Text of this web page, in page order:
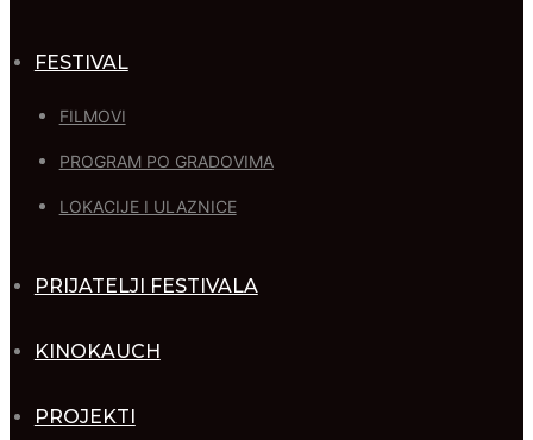
FESTIVAL
FILMOVI
PROGRAM PO GRADOVIMA
LOKACIJE I ULAZNICE
PRIJATELJI FESTIVALA
KINOKAUCH
PROJEKTI